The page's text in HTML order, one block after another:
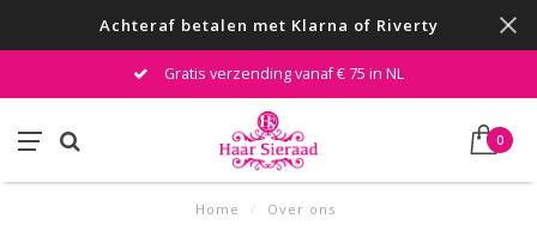
Achteraf betalen met Klarna of Riverty
Gratis verzending vanaf € 75 in NL
0
Home / Over ons